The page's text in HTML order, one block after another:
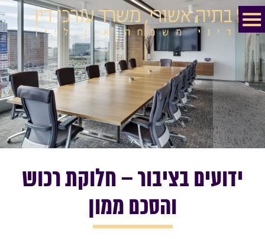
ידועים בציבור – חלוקת רכוש
והסכם ממון